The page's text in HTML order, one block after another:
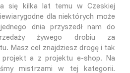
się kilka lat temu w Czeskiej
dla niektórych może
dnia przyszedł nam do
żywego drobiu za
Masz cel znajdziesz drogę i tak
projekt a z projektu e-shop. Na
mistrzami w tej kategorii.